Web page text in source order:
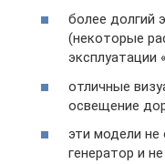
более долгий
(некоторые
эксплуатации
отличные
освещение
эти модели
генератор и